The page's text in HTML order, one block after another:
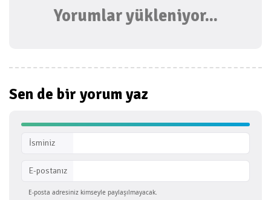
Yorumlar yükleniyor...
Sen de bir yorum yaz
İsminiz
E-postanız
E-posta adresiniz kimseyle paylaşılmayacak.